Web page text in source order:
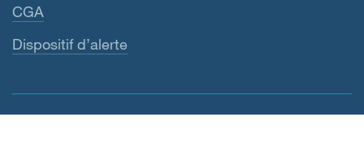
CGA
Dispositif d’alerte